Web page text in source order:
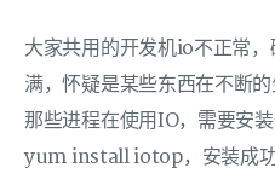
大家共用的开发机io不正常
满，怀疑是某些东西在不断
那些进程在使用IO，需要安
yum install iotop，安装成